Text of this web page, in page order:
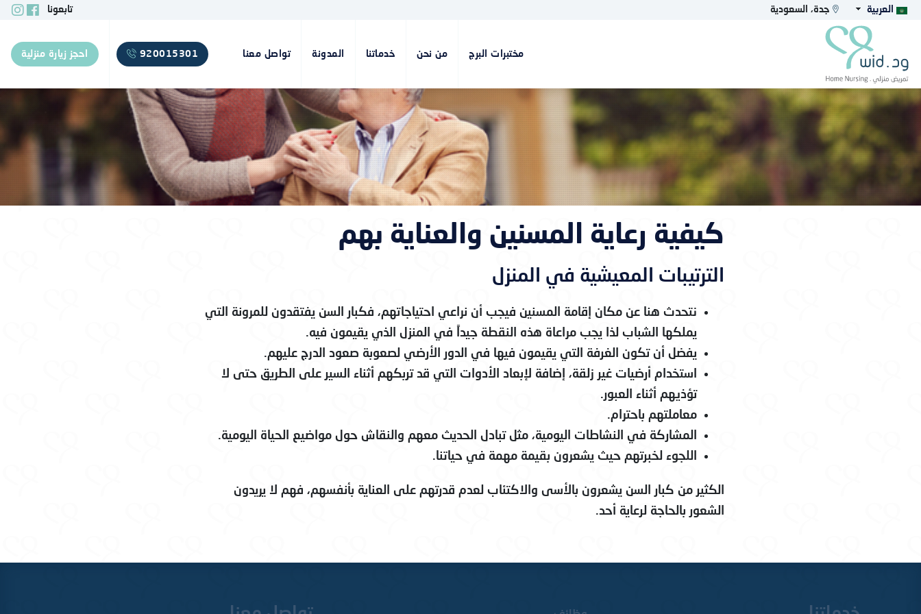
العربية جدة، السعودية تابعونا
مختبرات البرج من نحن خدماتنا المدونة تواصل معنا 920015301 احجز زيارة منزلية
كيفية رعاية المسنين والعناية بهم
الترتيبات المعيشية في المنزل
نتحدث هنا عن مكان إقامة المسنين فيجب أن نراعي احتياجاتهم، فكبار السن يفتقدون للمرونة التي
يملكها الشباب لذا يجب مراعاة هذه النقطة جيداً في المنزل الذي يقيمون فيه.
يفضل أن تكون الغرفة التي يقيمون فيها في الدور الأرضي لصعوبة صعود الدرج عليهم.
استخدام أرضيات غير زلقة، إضافة لإبعاد الأدوات التي قد تربكهم أثناء السير على الطريق حتى لا
تؤذيهم أثناء العبور.
معاملتهم باحترام.
المشاركة في النشاطات اليومية، مثل تبادل الحديث معهم والنقاش حول مواضيع الحياة اليومية.
اللجوء لخبرتهم حيث يشعرون بقيمة مهمة في حياتنا.
الكثير من كبار السن يشعرون بالأسى والاكتئاب لعدم قدرتهم على العناية بأنفسهم، فهم لا يريدون
الشعور بالحاجة لرعاية أحد.
X